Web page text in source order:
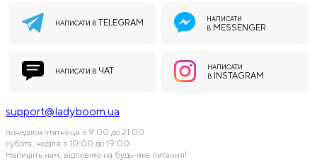
НАПИСАТИ В TELEGRAM
НАПИСАТИ
В MESSENGER
НАПИСАТИ В ЧАТ
НАПИСАТИ
В INSTAGRAM
support@ladyboom.ua
понеділок-пятниця з 9:00 до 21:00
субота, неділя з 10:00 до 19:00
Напишіть нам, відповімо на будь-яке питання!